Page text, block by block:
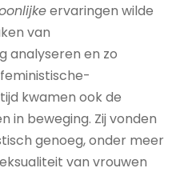
ervaringen wilde
van
analyseren en zo
kwamen ook de
in beweging. Zij vonden
genoeg, onder meer
van vrouwen